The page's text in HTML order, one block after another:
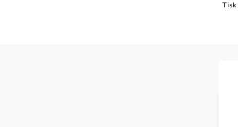
Tisk